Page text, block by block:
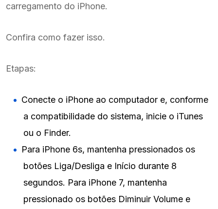
carregamento do iPhone.
Confira como fazer isso.
Etapas:
Conecte o iPhone ao computador e, conforme
a compatibilidade do sistema, inicie o iTunes
ou o Finder.
Para iPhone 6s, mantenha pressionados os
botões Liga/Desliga e Início durante 8
segundos. Para iPhone 7, mantenha
pressionado os botões Diminuir Volume e